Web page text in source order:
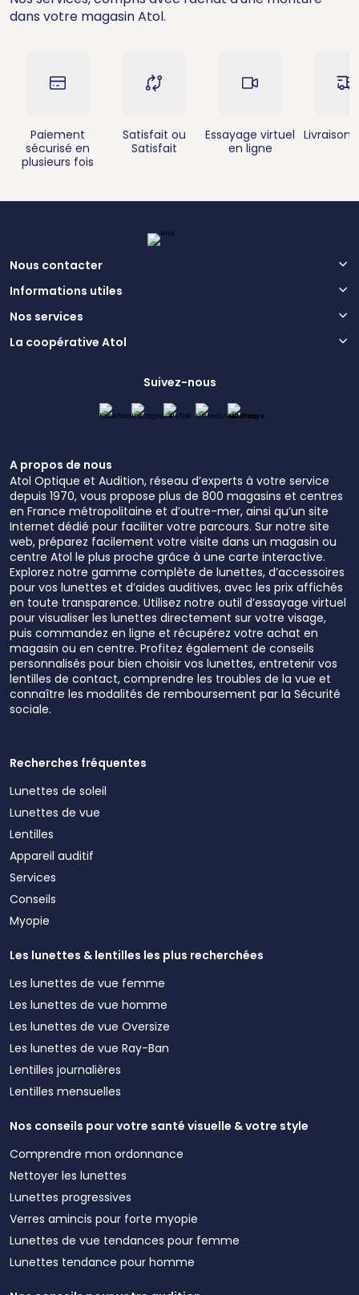
dans votre magasin Atol.
Paiement
sécurisé en
plusieurs fois
Satisfait ou
Satisfait
Essayage virtuel
en ligne
Livraison
Nous contacter
Informations utiles
Nos services
La coopérative Atol
Suivez-nous
A propos de nous
Atol Optique et Audition, réseau d’experts à votre service
depuis 1970, vous propose plus de 800 magasins et centres
en France métropolitaine et d’outre-mer, ainsi qu’un site
Internet dédié pour faciliter votre parcours. Sur notre site
web, préparez facilement votre visite dans un magasin ou
centre Atol le plus proche grâce à une carte interactive.
Explorez notre gamme complète de lunettes, d’accessoires
pour vos lunettes et d’aides auditives, avec les prix affichés
en toute transparence. Utilisez notre outil d’essayage virtuel
pour visualiser les lunettes directement sur votre visage,
puis commandez en ligne et récupérez votre achat en
magasin ou en centre. Profitez également de conseils
personnalisés pour bien choisir vos lunettes, entretenir vos
lentilles de contact, comprendre les troubles de la vue et
connaître les modalités de remboursement par la Sécurité
sociale.
Recherches fréquentes
Lunettes de soleil
Lunettes de vue
Lentilles
Appareil auditif
Services
Conseils
Myopie
Les lunettes & lentilles les plus recherchées
Les lunettes de vue femme
Les lunettes de vue homme
Les lunettes de vue Oversize
Les lunettes de vue Ray-Ban
Lentilles journalières
Lentilles mensuelles
Nos conseils pour votre santé visuelle & votre style
Comprendre mon ordonnance
Nettoyer les lunettes
Lunettes progressives
Verres amincis pour forte myopie
Lunettes de vue tendances pour femme
Lunettes tendance pour homme